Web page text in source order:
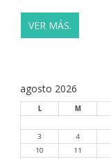
VER MÁS.
agosto 2026
L M
3
4
10
11